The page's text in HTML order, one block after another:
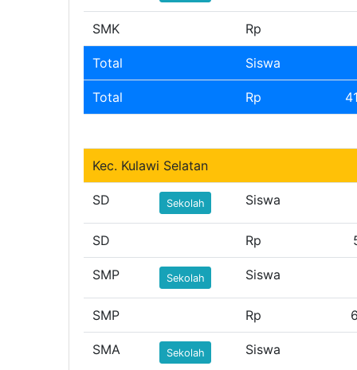
SMK Rp
Total Siswa
Total Rp
Kec. Kulawi Selatan
SD Sekolah Siswa
SD Rp
SMP Sekolah Siswa
SMP Rp
SMA Sekolah Siswa